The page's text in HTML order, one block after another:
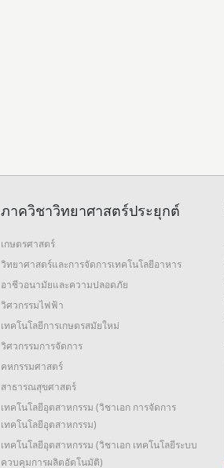
ภาควิชาวิทยาศาสตร์ประยุกต์
เกษตรศาสตร์
วิทยาศาสตร์และการจัดการเทคโนโลยีอาหาร
อาชีวอนามัยและความปลอดภัย
วิศวกรรมไฟฟ้า
เทคโนโลยีการเกษตรสมัยใหม่
วิศวกรรมการจัดการ
คหกรรมศาสตร์
สาธารณสุขศาสตร์
เทคโนโลยีอุตสาหกรรม (วิชาเอก การจัดการ
เทคโนโลยีอุตสาหกรรม)
เทคโนโลยีอุตสาหกรรม (วิชาเอก เทคโนโลยีระบบ
ควบคุมการผลิตอัตโนมัติ)